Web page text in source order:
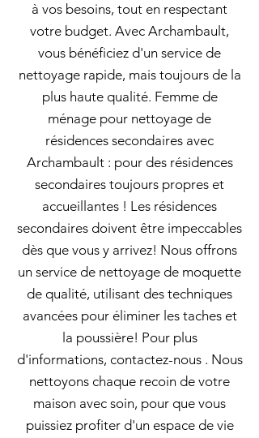
à vos besoins, tout en respectant
votre budget. Avec Archambault,
vous bénéficiez d'un service de
nettoyage rapide, mais toujours de la
plus haute qualité. Femme de
ménage pour nettoyage de
résidences secondaires avec
Archambault : pour des résidences
secondaires toujours propres et
accueillantes ! Les résidences
secondaires doivent être impeccables
dès que vous y arrivez! Nous offrons
un service de nettoyage de moquette
de qualité, utilisant des techniques
avancées pour éliminer les taches et
la poussière! Pour plus
d'informations, contactez-nous . Nous
nettoyons chaque recoin de votre
maison avec soin, pour que vous
puissiez profiter d'un espace de vie